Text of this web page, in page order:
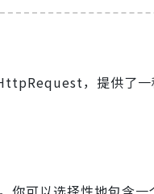
，提供了一